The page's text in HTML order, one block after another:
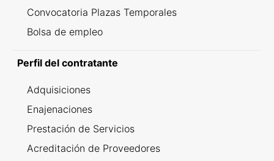
Convocatoria Plazas Temporales
Bolsa de empleo
Perfil del contratante
Adquisiciones
Enajenaciones
Prestación de Servicios
Acreditación de Proveedores